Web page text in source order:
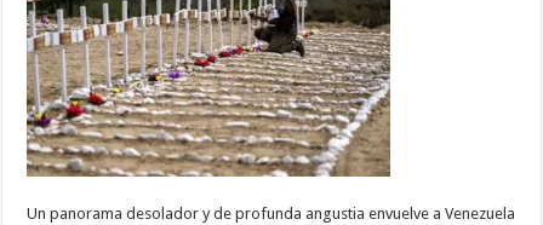
Un panorama desolador y de profunda angustia envuelve a Venezuela